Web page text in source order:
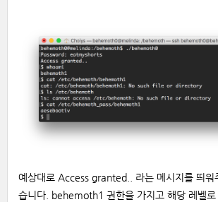
예상대로 Access granted.. 라는 메시지를 띄워
습니다. behemoth1 권한을 가지고 해당 레벨로